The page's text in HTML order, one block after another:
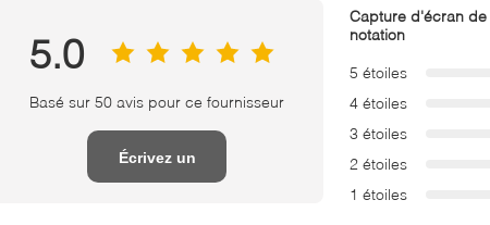
5.0
Basé sur 50 avis pour ce fournisseur
Écrivez un
Capture d'écran de
notation
5 étoiles
4 étoiles
3 étoiles
2 étoiles
1 étoiles